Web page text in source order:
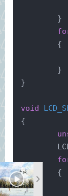
	}
	{
	}
}
void
{
	{